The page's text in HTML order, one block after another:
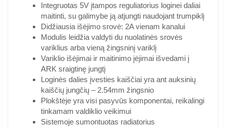
Integruotas 5V įtampos reguliatorius loginei daliai
maitinti, su galimybe ją atjungti naudojant trumpiklį
Didžiausia išėjimo srovė: 2A vienam kanalui
Modulis leidžia valdyti du nuolatinės srovės
variklius arba vieną žingsninį variklį
Variklio išėjimai ir maitinimo įėjimai išvedami į
ARK sraigtinę jungtį
Loginės dalies įvesties kaiščiai yra ant auksinių
kaiščių jungčių – 2.54mm žingsnio
Plokštėje yra visi pasyvūs komponentai, reikalingi
tinkamam valdiklio veikimui
Sistemoje sumontuotas radiatorius